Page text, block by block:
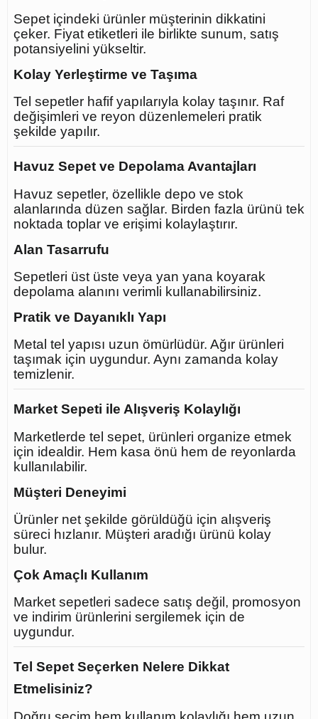
Sepet içindeki ürünler müşterinin dikkatini
çeker. Fiyat etiketleri ile birlikte sunum, satış
potansiyelini yükseltir.
Kolay Yerleştirme ve Taşıma
Tel sepetler hafif yapılarıyla kolay taşınır. Raf
değişimleri ve reyon düzenlemeleri pratik
şekilde yapılır.
Havuz Sepet ve Depolama Avantajları
Havuz sepetler, özellikle depo ve stok
alanlarında düzen sağlar. Birden fazla ürünü tek
noktada toplar ve erişimi kolaylaştırır.
Alan Tasarrufu
Sepetleri üst üste veya yan yana koyarak
depolama alanını verimli kullanabilirsiniz.
Pratik ve Dayanıklı Yapı
Metal tel yapısı uzun ömürlüdür. Ağır ürünleri
taşımak için uygundur. Aynı zamanda kolay
temizlenir.
Market Sepeti ile Alışveriş Kolaylığı
Marketlerde tel sepet, ürünleri organize etmek
için idealdir. Hem kasa önü hem de reyonlarda
kullanılabilir.
Müşteri Deneyimi
Ürünler net şekilde görüldüğü için alışveriş
süreci hızlanır. Müşteri aradığı ürünü kolay
bulur.
Çok Amaçlı Kullanım
Market sepetleri sadece satış değil, promosyon
ve indirim ürünlerini sergilemek için de
uygundur.
Tel Sepet Seçerken Nelere Dikkat
Etmelisiniz?